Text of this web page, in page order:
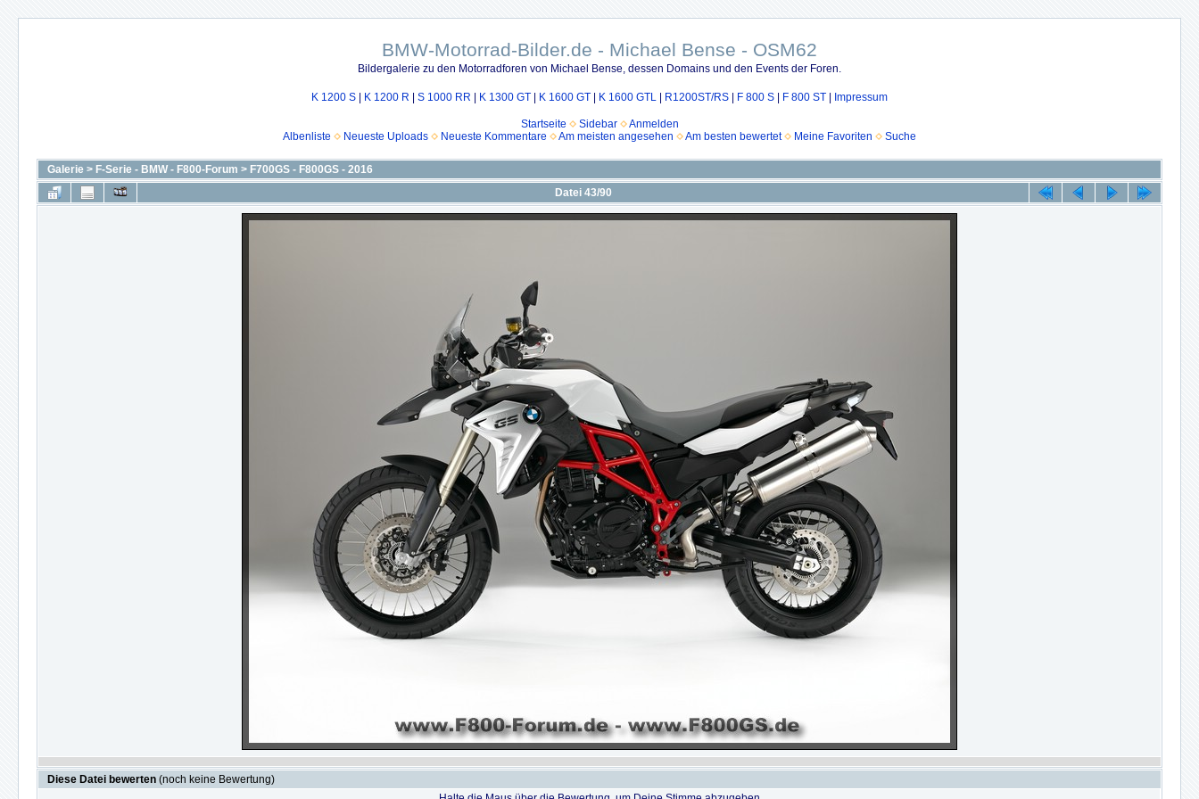
BMW-Motorrad-Bilder.de - Michael Bense - OSM62
Bildergalerie zu den Motorradforen von Michael Bense, dessen Domains und den Events der Foren.
K 1200 S K 1200 R S 1000 RR K 1300 GT K 1600 GT K 1600 GTL R1200ST/RS F 800 S F 800 ST Impressum
Startseite Sidebar
Anmelden
Albenliste
Neueste Uploads Neueste Kommentare Am meisten angesehen Am besten bewertet Meine Favoriten Suche
Galerie > F-Serie - BMW - F800-Forum > F700GS - F800GS - 2016
Datei 43/90
Diese Datei bewerten (noch keine Bewertung)